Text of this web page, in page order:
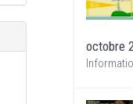
octobre